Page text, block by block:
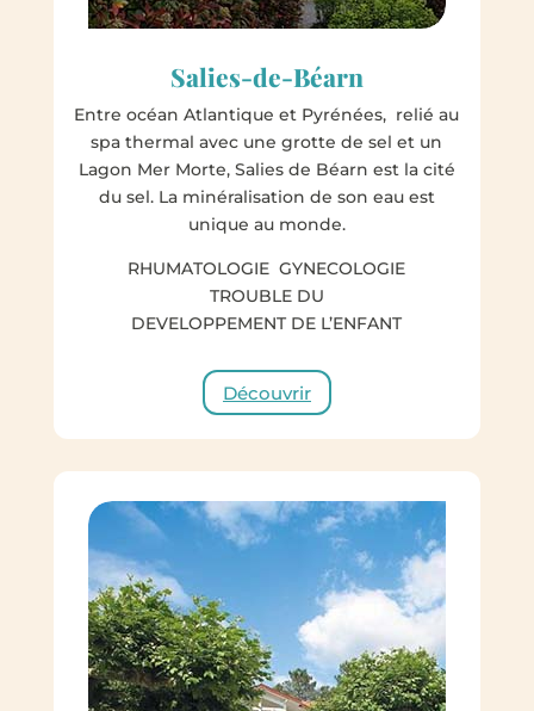
Salies-de-Béarn
Entre océan Atlantique et Pyrénées, relié au
spa thermal avec une grotte de sel et un
Lagon Mer Morte, Salies de Béarn est la cité
du sel. La minéralisation de son eau est
unique au monde.
RHUMATOLOGIE GYNECOLOGIE
TROUBLE DU
DEVELOPPEMENT DE L’ENFANT
Découvrir